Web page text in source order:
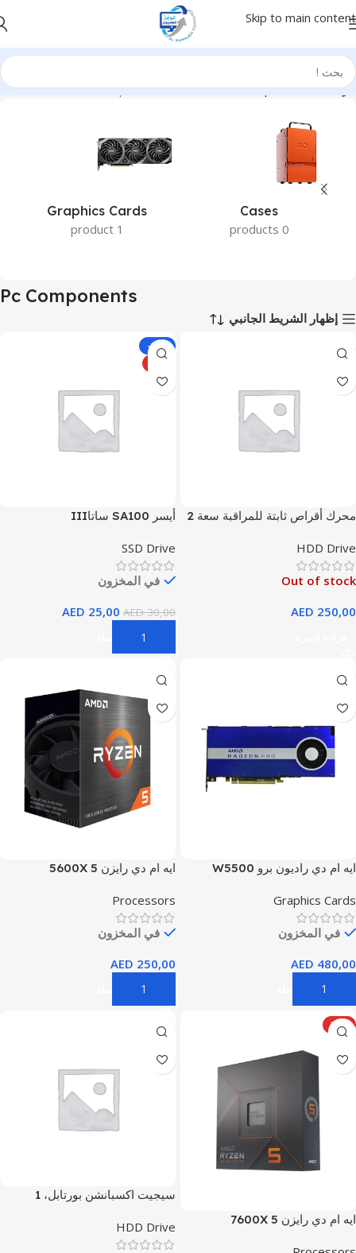
Skip to main content
الرئيسية Hardware & Components
Pc Components
Cases
0 products
Graphics Cards
1 product
Pc Components
إظهار الشريط الجانبي
محرك أقراص ثابتة للمراقبة سعة 2
SATA 6 جيجابايت/ثانية، ذاكرة
بوصة - أرجواني
HDD Drive
Out of stock
AED 250,00
-17%
أيسر SA100 ساتاIII
SSD Drive
في المخزون
AED30,00
AED 25,00
إضافة إلى السلة
ايه ام دي راديون برو W5500
Graphics Cards
في المخزون
AED 480,00
إضافة إلى السلة
ايه ام دي رايزن 5 5600X
Processors
في المخزون
AED 250,00
إضافة إلى السلة
HOT
ايه ام دي رايزن 5 7600X
سيجيت اكسبانشن بورتابل، 1
والكمبيوتر الشخصي
HDD Drive